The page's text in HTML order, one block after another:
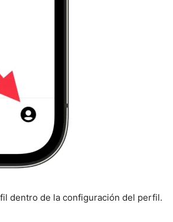
dentro de la configuración del perfil.